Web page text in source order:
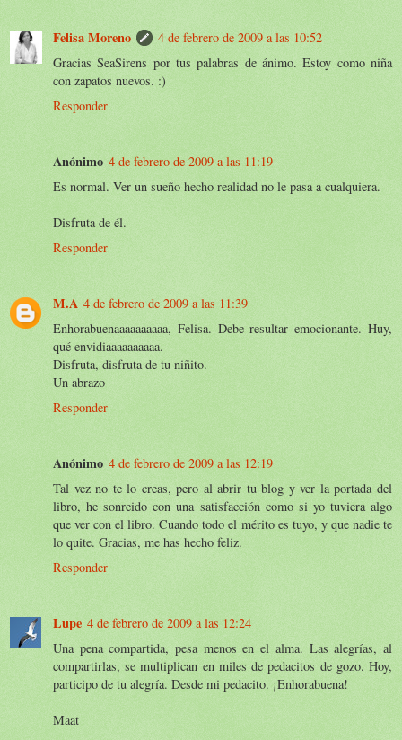
Felisa Moreno
4 de febrero de 2009 a las 10:52
Gracias SeaSirens por tus palabras de ánimo. Estoy como niña
con zapatos nuevos. :)
Responder
Anónimo 4 de febrero de 2009 a las 11:19
Es normal. Ver un sueño hecho realidad no le pasa a cualquiera.
Disfruta de él.
Responder
M.A 4 de febrero de 2009 a las 11:39
Enhorabuenaaaaaaaaaa, Felisa. Debe resultar emocionante. Huy,
qué envidiaaaaaaaaaa.
Disfruta, disfruta de tu niñito.
Un abrazo
Responder
Anónimo 4 de febrero de 2009 a las 12:19
Tal vez no te lo creas, pero al abrir tu blog y ver la portada del
libro, he sonreido con una satisfacción como si yo tuviera algo
que ver con el libro. Cuando todo el mérito es tuyo, y que nadie te
lo quite. Gracias, me has hecho feliz.
Responder
Lupe 4 de febrero de 2009 a las 12:24
Una pena compartida, pesa menos en el alma. Las alegrías, al
compartirlas, se multiplican en miles de pedacitos de gozo. Hoy,
participo de tu alegría. Desde mi pedacito. ¡Enhorabuena!
Maat